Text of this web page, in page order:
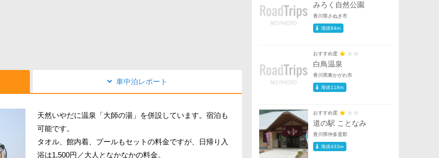
車中泊レポート
天然いやだに温泉「大師の湯」を併設しています。宿泊も
可能です。
タオル、館内着、プールもセットの料金ですが、日帰り入
浴は1,500円／大人となかなかの料金。
みろく自然公園
香川県さぬき市
海抜84m
おすすめ度
白鳥温泉
香川県東かがわ市
海抜118m
おすすめ度
道の駅 ことなみ
香川県仲多度郡
海抜433m